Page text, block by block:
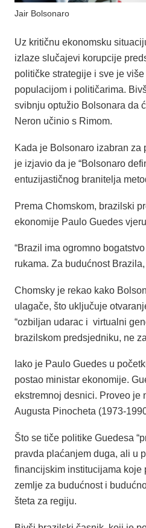
Jair Bolsonaro
Uz kritičnu ekonomsku
izlaze slučajevi korupcije
političke strategije i sve je
populacijom i političarima.
svibnju optužio Bolsonara da
Neron učinio s Rimom.
Kada je Bolsonaro izabran
je izjavio da je “Bolsonaro
entuzijastičnog branitelja
Prema Chomskom, brazilski
ekonomije Paulo Guedes
“Brazil ima ogromno
rukama. Za budućnost
Chomsky je rekao kako
ulagače, što uključuje
“ozbiljan udarac i virtualni
brazilskom predsjedniku, ne
Iako je Paulo Guedes u
postao ministar ekonomije.
ekstremnoj desnici. Proveo je
Augusta Pinocheta (1973-
Što se tiče politike Guedesa
pravda plaćanjem duga, ali u
financijskim institucijama koje
zemlje za budućnost i
šteta za regiju.